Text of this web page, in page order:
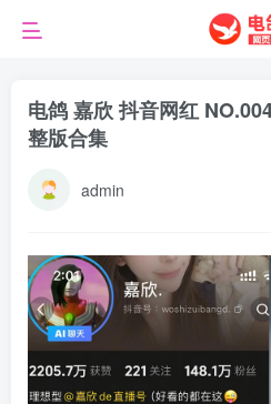
电鸽 嘉欣 抖音网红
整版合集
admin